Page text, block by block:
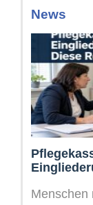
News
Menschen